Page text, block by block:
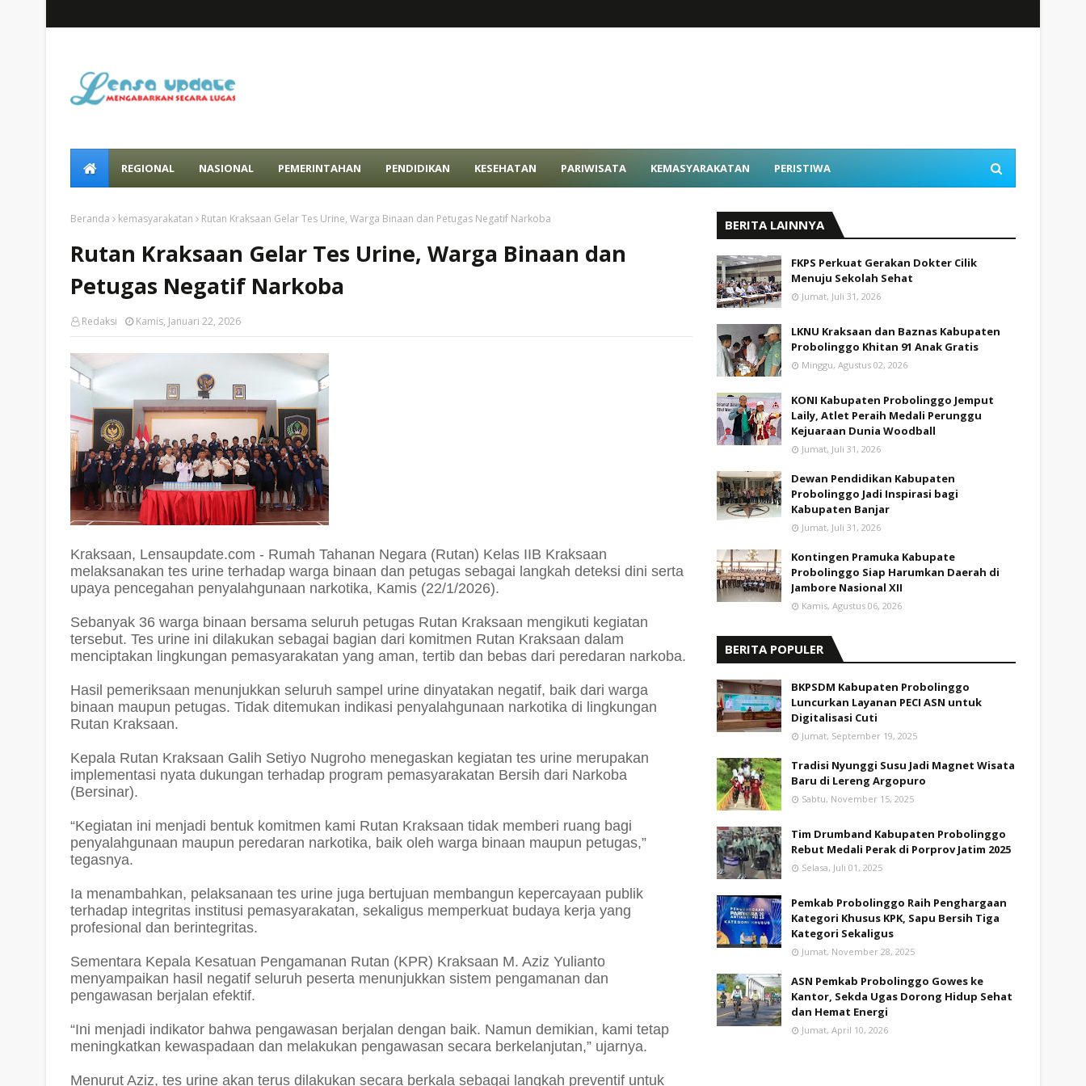
REGIONAL NASIONAL PEMERINTAHAN PENDIDIKAN KESEHATAN PARIWISATA KEMASYARAKATAN PERISTIWA
Beranda kemasyarakatan Rutan Kraksaan Gelar Tes Urine, Warga Binaan dan Petugas Negatif Narkoba
Rutan Kraksaan Gelar Tes Urine, Warga Binaan dan
Petugas Negatif Narkoba
Redaksi Kamis, Januari 22, 2026
Kraksaan, Lensaupdate.com - Rumah Tahanan Negara (Rutan) Kelas IIB Kraksaan
melaksanakan tes urine terhadap warga binaan dan petugas sebagai langkah deteksi dini serta
upaya pencegahan penyalahgunaan narkotika, Kamis (22/1/2026).
Sebanyak 36 warga binaan bersama seluruh petugas Rutan Kraksaan mengikuti kegiatan
tersebut. Tes urine ini dilakukan sebagai bagian dari komitmen Rutan Kraksaan dalam
menciptakan lingkungan pemasyarakatan yang aman, tertib dan bebas dari peredaran narkoba.
Hasil pemeriksaan menunjukkan seluruh sampel urine dinyatakan negatif, baik dari warga
binaan maupun petugas. Tidak ditemukan indikasi penyalahgunaan narkotika di lingkungan
Rutan Kraksaan.
Kepala Rutan Kraksaan Galih Setiyo Nugroho menegaskan kegiatan tes urine merupakan
implementasi nyata dukungan terhadap program pemasyarakatan Bersih dari Narkoba
(Bersinar).
“Kegiatan ini menjadi bentuk komitmen kami Rutan Kraksaan tidak memberi ruang bagi
penyalahgunaan maupun peredaran narkotika, baik oleh warga binaan maupun petugas,”
tegasnya.
Ia menambahkan, pelaksanaan tes urine juga bertujuan membangun kepercayaan publik
terhadap integritas institusi pemasyarakatan, sekaligus memperkuat budaya kerja yang
profesional dan berintegritas.
Sementara Kepala Kesatuan Pengamanan Rutan (KPR) Kraksaan M. Aziz Yulianto
menyampaikan hasil negatif seluruh peserta menunjukkan sistem pengamanan dan
pengawasan berjalan efektif.
“Ini menjadi indikator bahwa pengawasan berjalan dengan baik. Namun demikian, kami tetap
meningkatkan kewaspadaan dan melakukan pengawasan secara berkelanjutan,” ujarnya.
Menurut Aziz, tes urine akan terus dilakukan secara berkala sebagai langkah preventif untuk
BERITA LAINNYA
FKPS Perkuat Gerakan Dokter Cilik
Menuju Sekolah Sehat
Jumat, Juli 31, 2026
LKNU Kraksaan dan Baznas Kabupaten
Probolinggo Khitan 91 Anak Gratis
Minggu, Agustus 02, 2026
KONI Kabupaten Probolinggo Jemput
Laily, Atlet Peraih Medali Perunggu
Kejuaraan Dunia Woodball
Jumat, Juli 31, 2026
Dewan Pendidikan Kabupaten
Probolinggo Jadi Inspirasi bagi
Kabupaten Banjar
Jumat, Juli 31, 2026
Kontingen Pramuka Kabupate
Probolinggo Siap Harumkan Daerah di
Jambore Nasional XII
Kamis, Agustus 06, 2026
BERITA POPULER
BKPSDM Kabupaten Probolinggo
Luncurkan Layanan PECI ASN untuk
Digitalisasi Cuti
Jumat, September 19, 2025
Tradisi Nyunggi Susu Jadi Magnet Wisata
Baru di Lereng Argopuro
Sabtu, November 15, 2025
Tim Drumband Kabupaten Probolinggo
Rebut Medali Perak di Porprov Jatim 2025
Selasa, Juli 01, 2025
Pemkab Probolinggo Raih Penghargaan
Kategori Khusus KPK, Sapu Bersih Tiga
Kategori Sekaligus
Jumat, November 28, 2025
ASN Pemkab Probolinggo Gowes ke
Kantor, Sekda Ugas Dorong Hidup Sehat
dan Hemat Energi
Jumat, April 10, 2026